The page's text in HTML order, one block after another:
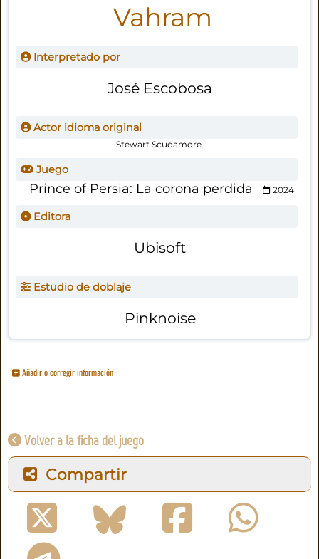
Vahram
Interpretado por
José Escobosa
Actor idioma original
Stewart Scudamore
Juego
Prince of Persia: La corona perdida 2024
Editora
Ubisoft
Estudio de doblaje
Pinknoise
Añadir o corregir información
Volver a la ficha del juego
Compartir